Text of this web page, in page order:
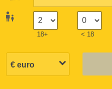
18+ < 18